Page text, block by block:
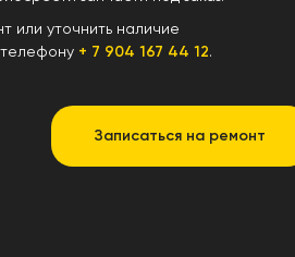
или уточнить наличие
+ 7 904 167 44 12.
Записаться на ремонт